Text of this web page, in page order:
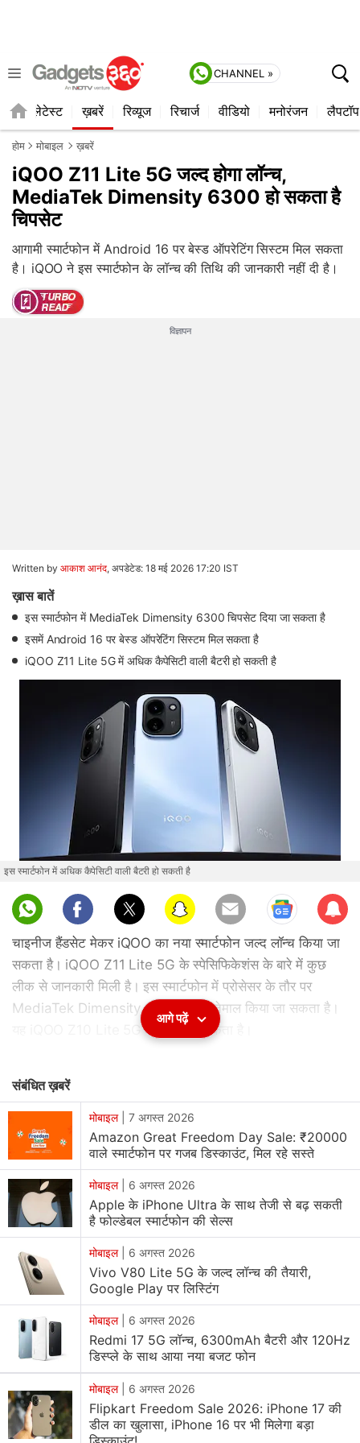
CHANNEL »
लेटेस्ट ख़बरें रिव्यूज रिचार्ज वीडियो मनोरंजन लैपटॉप
होम मोबाइल ख़बरें
iQOO Z11 Lite 5G जल्द होगा लॉन्च,
MediaTek Dimensity 6300 हो सकता है
चिपसेट
आगामी स्मार्टफोन में Android 16 पर बेस्ड ऑपरेटिंग सिस्टम मिल सकता
है। iQOO ने इस स्मार्टफोन के लॉन्च की तिथि की जानकारी नहीं दी है।
विज्ञापन
Written by आकाश आनंद, अपडेटेड: 18 मई 2026 17:20 IST
ख़ास बातें
इस स्मार्टफोन में MediaTek Dimensity 6300 चिपसेट दिया जा सकता है
इसमें Android 16 पर बेस्ड ऑपरेटिंग सिस्टम मिल सकता है
iQOO Z11 Lite 5G में अधिक कैपेसिटी वाली बैटरी हो सकती है
इस स्मार्टफोन में अधिक कैपेसिटी वाली बैटरी हो सकती है
Sub
scri
be
चाइनीज हैंडसेट मेकर iQOO का नया स्मार्टफोन जल्द लॉन्च किया जा
सकता है। iQOO Z11 Lite 5G के स्पेसिफिकेशंस के बारे में कुछ
लीक से जानकारी मिली है। इस स्मार्टफोन में प्रोसेसर के तौर पर
MediaTek Dimensity 6300 का इस्तेमाल किया जा सकता है।
यह iQOO Z10 Lite 5G की जगह ले सकता है।
मॉडल नंबर - I2510 के साथ लिस्टिंग हुई है। यह iQOO Z11 Lite
5G हो सकता है। इससे पहले IMEI और इंडोनेशिया के पोस्टल
सर्टिफिकेशन प्लेटफॉर्म पर यहस्मार्टफोनसमान मॉडल नंबर के साथ
दिखा था। iQOO Z11 Lite 5G को Geekbench पर सिंगल-कोर
टेस्ट में 549 प्वाइंट्स और मल्टी-कोर टेस्ट में 1,776 प्वाइंट्स का
स्कोर मिला है। इस स्मार्टफोन में ऑक्टाकोर प्रोसेसर 2.40 GHz पर
क्लॉक्ड दो परफॉर्मेंस कोर्स और 2.00 GHz पर क्लॉक्ड छह एफिशिएंसी
कोर्स के साथ है। यह MediaTek Dimensity 6300 चिपसेट हो
सकता है। इसमें Android 16 पर बेस्ड ऑपरेटिंग सिस्टम मिल सकता
है। iQOO ने इस स्मार्टफोन के लॉन्च की तिथि की जानकारी नहीं दी
है।
iQOO Z11 Lite 5G में अधिक कैपेसिटी वालीबैटरीहो सकती है।
हाल ही में लॉन्च किए गए iQOO Z11x 5G में 6,76 इंच (1,080 x
2,344 पिक्सल्स) LCD स्क्रीन 120 Hz तक के रिफ्रेश रेट, 382
ppi की पिक्सल डेंसिटी और 1,200 निट्स के पीक ब्राइटनेस लेवल के
आगे पढ़ें
संबंधित ख़बरें
मोबाइल| 7 अगस्त 2026
Amazon Great Freedom Day Sale: ₹20000
वाले स्मार्टफोन पर गजब डिस्काउंट, मिल रहे सस्ते
मोबाइल| 6 अगस्त 2026
Apple के iPhone Ultra के साथ तेजी से बढ़ सकती
है फोल्डेबल स्मार्टफोन की सेल्स
मोबाइल| 6 अगस्त 2026
Vivo V80 Lite 5G के जल्द लॉन्च की तैयारी,
Google Play पर लिस्टिंग
मोबाइल| 6 अगस्त 2026
Redmi 17 5G लॉन्च, 6300mAh बैटरी और 120Hz
डिस्प्ले के साथ आया नया बजट फोन
मोबाइल| 6 अगस्त 2026
Flipkart Freedom Sale 2026: iPhone 17 की
डील का खुलासा, iPhone 16 पर भी मिलेगा बड़ा